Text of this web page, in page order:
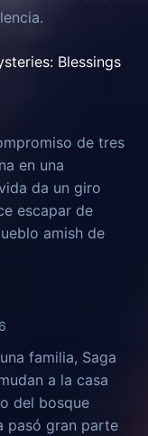
Blessings
de tres
en una
da un giro
escapar de
amish de
familia, Saga
a la casa
del bosque
pasó gran parte